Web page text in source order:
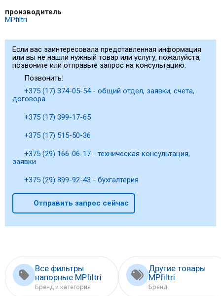
производитель
MPfiltri
Если вас заинтересовала представленная информация
или вы не нашли нужный товар или услугу, пожалуйста,
позвоните или отправьте запрос на консультацию:
Позвонить:
+375 (17) 374-05-54 - общий отдел, заявки, счета,
договора
+375 (17) 399-17-65
+375 (17) 515-50-36
+375 (29) 166-06-17 - техническая консультация,
заявки
+375 (29) 899-92-43 - бухгалтерия
Отправить запрос сейчас
Все фильтры
напорные MPfiltri
Бренд и категория
Другие товары
MPfiltri
Бренд